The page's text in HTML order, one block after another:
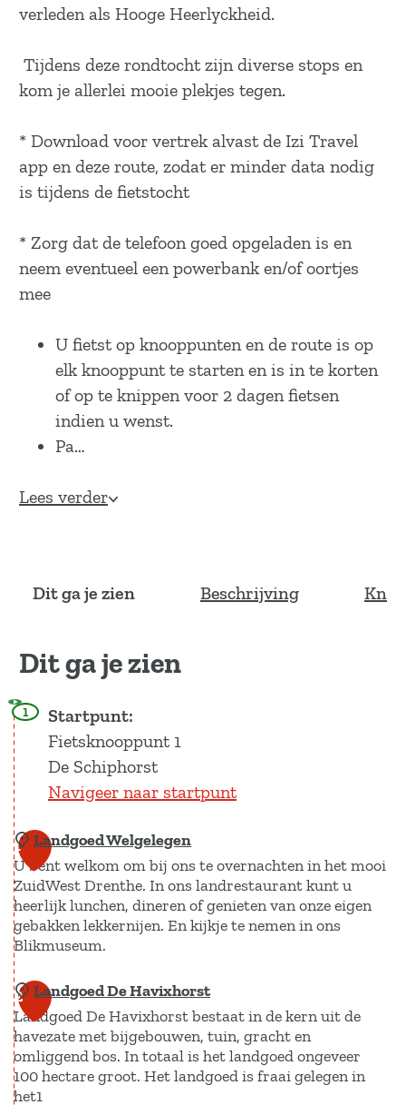
verleden als Hooge Heerlyckheid.
Tijdens deze rondtocht zijn diverse stops en
kom je allerlei mooie plekjes tegen.
* Download voor vertrek alvast de Izi Travel
app en deze route, zodat er minder data nodig
is tijdens de fietstocht
* Zorg dat de telefoon goed opgeladen is en
neem eventueel een powerbank en/of oortjes
mee
U fietst op knooppunten en de route is op
elk knooppunt te starten en is in te korten
of op te knippen voor 2 dagen fietsen
indien u wenst.
Pa…
Lees verder
Dit ga je zien Beschrijving
Dit ga je zien
1
Startpunt:
Fietsknooppunt 1
De Schiphorst
Navigeer naar startpunt
1
Landgoed Welgelegen
U bent welkom om bij ons te overnachten in het mooi
ZuidWest Drenthe. In ons landrestaurant kunt u
heerlijk lunchen, dineren of genieten van onze eigen
gebakken lekkernijen. En kijkje te nemen in ons
Blikmuseum.
L
a
n
d
g
2 Landgoed De Havixhorst
Landgoed De Havixhorst bestaat in de kern uit de
havezate met bijgebouwen, tuin, gracht en
omliggend bos. In totaal is het landgoed ongeveer
100 hectare groot. Het landgoed is fraai gelegen in
het1